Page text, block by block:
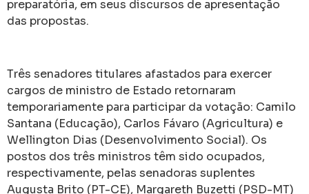
preparatória, em seus discursos de apresentação
das propostas.
Três senadores titulares afastados para exercer
cargos de ministro de Estado retornaram
temporariamente para participar da votação: Camilo
Santana (Educação), Carlos Fávaro (Agricultura) e
Wellington Dias (Desenvolvimento Social). Os
postos dos três ministros têm sido ocupados,
respectivamente, pelas senadoras suplentes
Augusta Brito (PT-CE), Margareth Buzetti (PSD-MT)